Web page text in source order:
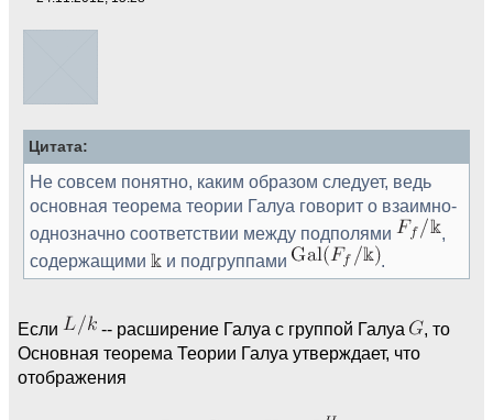
Цитата:
Не совсем понятно, каким образом следует, ведь
основная теорема теории Галуа говорит о взаимно-
однозначно соответствии между подполями
,
содержащими
и подгруппами .
Если -- расширение Галуа с группой Галуа
, то
Основная теорема Теории Галуа утверждает, что
отображения